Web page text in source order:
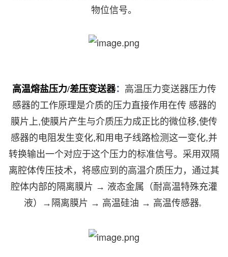
物位信号。
高温熔盐压力/差压变送器： 高温压力变送器压力传
感器的工作原理是介质的压力直接作用在传 感器的
膜片上,使膜片产生与介质压力成正比的微位移,使传
感器的电阻发生变化,和用电子线路检测这一变化,并
转换输出一个对应于这个压力的标准信号。采用双隔
离腔体传压技术，将感应到的高温介质压力，通过其
腔体内部的隔离膜片 → 液态金属（耐高温特殊充灌
液）→隔离膜片 → 高温硅油 → 高温传感器。